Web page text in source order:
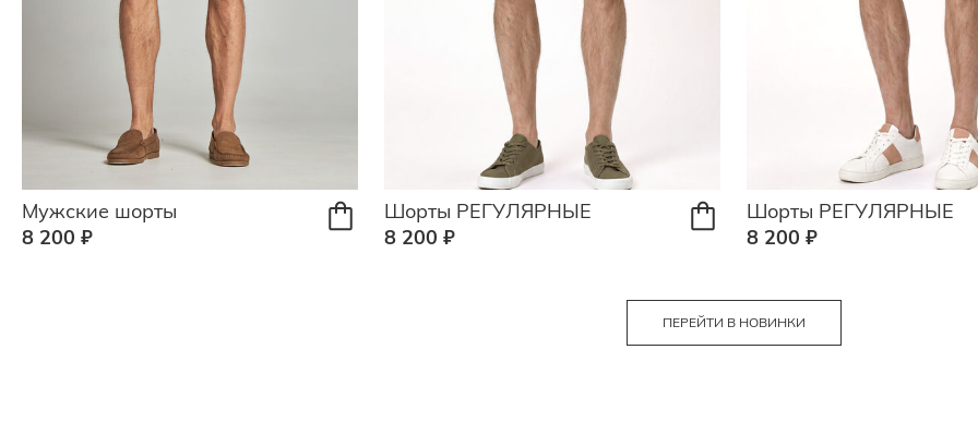
Мужские шорты
8 200 ₽
Шорты РЕГУЛЯРНЫЕ
8 200 ₽
Шорты РЕГУЛЯРНЫЕ
8 200 ₽
ПЕРЕЙТИ В НОВИНКИ